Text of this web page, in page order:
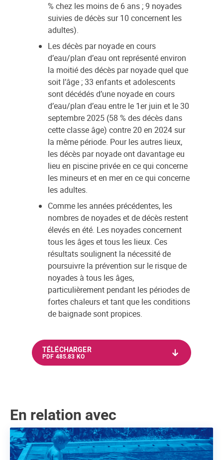
% chez les moins de 6 ans ; 9 noyades
suivies de décès sur 10 concernent les
adultes).
Les décès par noyade en cours
d’eau/plan d’eau ont représenté environ
la moitié des décès par noyade quel que
soit l’âge ; 33 enfants et adolescents
sont décédés d’une noyade en cours
d’eau/plan d’eau entre le 1er juin et le 30
septembre 2025 (58 % des décès dans
cette classe âge) contre 20 en 2024 sur
la même période. Pour les autres lieux,
les décès par noyade ont davantage eu
lieu en piscine privée en ce qui concerne
les mineurs et en mer en ce qui concerne
les adultes.
Comme les années précédentes, les
nombres de noyades et de décès restent
élevés en été. Les noyades concernent
tous les âges et tous les lieux. Ces
résultats soulignent la nécessité de
poursuivre la prévention sur le risque de
noyades à tous les âges,
particulièrement pendant les périodes de
fortes chaleurs et tant que les conditions
de baignade sont propices.
TÉLÉCHARGER
PDF 485.83 KO
En relation avec